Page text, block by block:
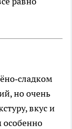
но очень
вкус и